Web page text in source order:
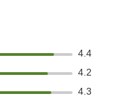
4.4
4.2
4.3